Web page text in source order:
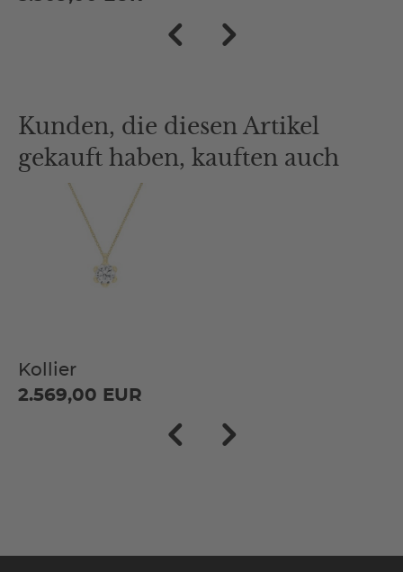
Kunden, die diesen Artikel
gekauft haben, kauften auch
Kollier
2.569,00 EUR